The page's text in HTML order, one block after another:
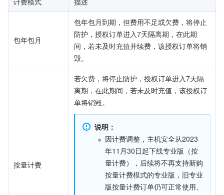
包年包月
包年包月到期，但费用不足或欠费，将停止
防护，授权订单进入7天隔离期，在此期
间，若未及时充值并续费，该授权订单将销
毁。
按量计费
若欠费，将停止防护，授权订单进入7天隔
离期，在此期间，若未及时充值，该授权订
单将销毁。
说明：
因计费调整，主机安全从2023
年11月30日起下线专业版（按
量计费），后续将不再支持新购
按量计费模式的专业版，旧专业
版按量计费订单仍可正常使用、